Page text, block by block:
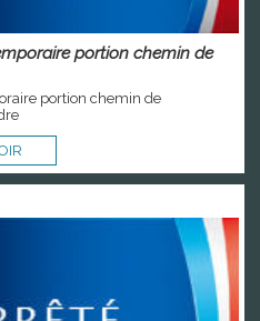
portion chemin de
portion chemin de